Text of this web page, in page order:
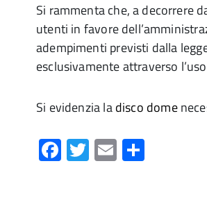
Si rammenta che, a decorrere
utenti in favore
adempimenti previsti dalla
esclusivamente attraverso
Si evidenzia ladisco dome
Facebook
Twitter
Email